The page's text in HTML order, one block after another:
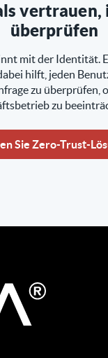
vertrauen,
überprüfen
mit der Identität.
hilft, jeden
zu überprüfen,
zu
Sie Zero-Trust-